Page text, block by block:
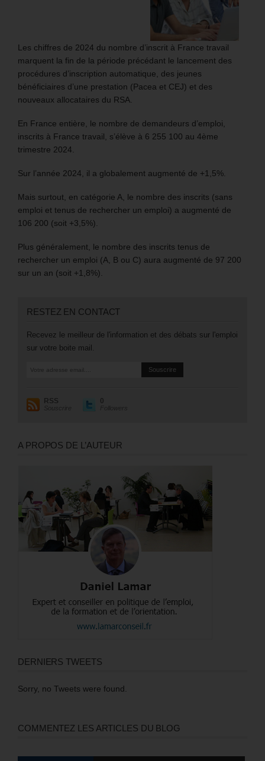
Les chiffres de 2024 du nombre d’inscrit à France travail
marquent la fin de la période précédant le lancement des
procédures d’inscription automatique, des jeunes
bénéficiaires d’une prestation (Pacea et CEJ) et des
nouveaux allocataires du RSA.
En France entière, le nombre de demandeurs d’emploi,
inscrits à France travail, s’élève à 6 255 100 au 4ème
trimestre 2024.
Sur l’année 2024, il a globalement augmenté de +1,5%.
Mais surtout, en catégorie A, le nombre des inscrits (sans
emploi et tenus de rechercher un emploi) a augmenté de
106 200 (soit +3,5%).
Plus généralement, le nombre des inscrits tenus de
rechercher un emploi (A, B ou C) aura augmenté de 97 200
sur un an (soit +1,8%).
RESTEZ EN CONTACT
Recevez le meilleur de l'information et des débats sur l'emploi
sur votre boite mail.
RSS
Souscrire
0
Followers
A PROPOS DE L’AUTEUR
DERNIERS TWEETS
Sorry, no Tweets were found.
COMMENTEZ LES ARTICLES DU BLOG